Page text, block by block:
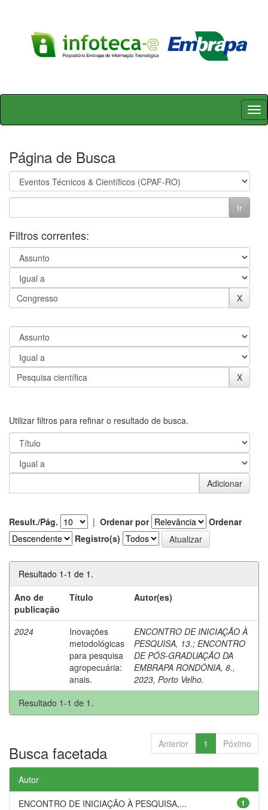
Skip
Página de Busca
Filtros correntes:
Utilizar filtros para refinar o resultado de busca.
Result./Pág. | Ordenar por
Ordenar
Registro(s)
Resultado 1-1 de 1.
Ano de
publicação
Título Autor(es)
2024
Inovações
metodológicas
para pesquisa
agropecuária:
anais.
ENCONTRO DE INICIAÇÃO À
PESQUISA, 13.; ENCONTRO
DE PÓS-GRADUAÇÃO DA
EMBRAPA RONDÔNIA, 8.,
2023, Porto Velho.
Resultado 1-1 de 1.
Anterior 1 Póximo
Busca facetada
Autor
1
ENCONTRO DE INICIAÇÃO À PESQUISA,...